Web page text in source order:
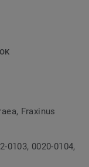
Fraxinus
0103, 0020-0104,